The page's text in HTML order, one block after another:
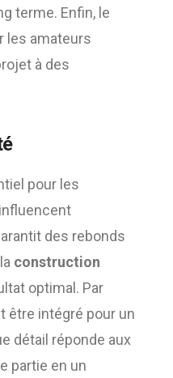
terme. Enfin, le
les amateurs
à des
pour les
des rebonds
construction
optimal. Par
être intégré pour un
détail réponde aux
partie en un